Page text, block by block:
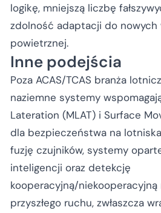
logikę, mniejszą liczbę
zdolność adaptacji do nowych
powietrznej.
Inne podejścia
Poza ACAS/TCAS branża
naziemne systemy
Lateration (MLAT) i Surface
dla bezpieczeństwa na
fuzję czujników, systemy
inteligencji oraz detekcję
kooperacyjną/
przyszłego ruchu, zwłaszcza